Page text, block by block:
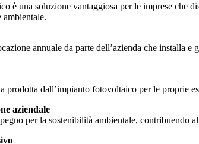
è una soluzione vantaggiosa per le imprese che
annuale da parte dell’azienda che installa
prodotta dall’impianto fotovoltaico per le proprie
aziendale
per la sostenibilità ambientale, contribuendo